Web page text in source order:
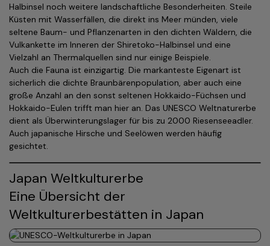
Halbinsel noch weitere landschaftliche Besonderheiten. Steile
Küsten mit Wasserfällen, die direkt ins Meer münden, viele
seltene Baum- und Pflanzenarten in den dichten Wäldern, die
Vulkankette im Inneren der Shiretoko-Halbinsel und eine
Vielzahl an Thermalquellen sind nur einige Beispiele.
Auch die Fauna ist einzigartig. Die markanteste Eigenart ist
sicherlich die dichte Braunbärenpopulation, aber auch eine
große Anzahl an den sonst seltenen Hokkaido-Füchsen und
Hokkaido-Eulen trifft man hier an. Das UNESCO Weltnatur­erbe
dient als Überwinterungslager für bis zu 2000 Riesenseeadler.
Auch japanische Hirsche und Seelöwen werden häufig
gesichtet.
Japan Weltkulturerbe
Eine Übersicht der
Weltkulturerbestätten in Japan